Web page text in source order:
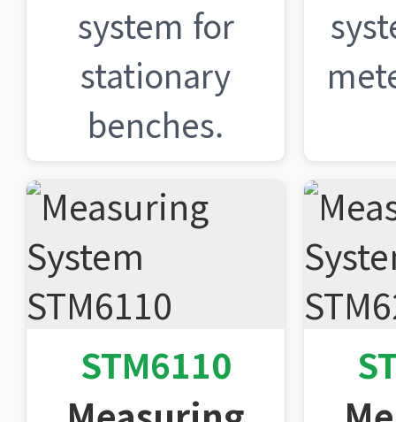
system for
stationary
benches.
STM6110